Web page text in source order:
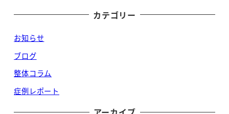
カテゴリー
お知らせ
ブログ
整体コラム
症例レポート